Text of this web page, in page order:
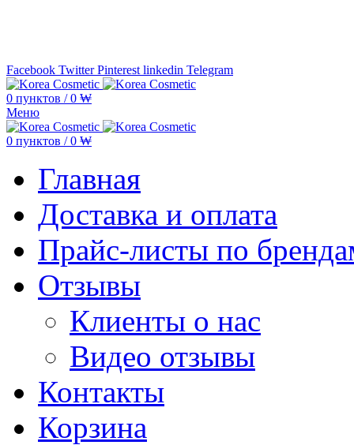
Facebook Twitter Pinterest linkedin Telegram
0 пунктов / 0 ₩
Меню
0 пунктов / 0 ₩
Главная
Доставка и оплата
Прайс-листы по
Отзывы
Клиенты о нас
Видео отзывы
Контакты
Корзина